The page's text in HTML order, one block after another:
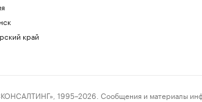
край
1995–2026. Сообщения и материалы